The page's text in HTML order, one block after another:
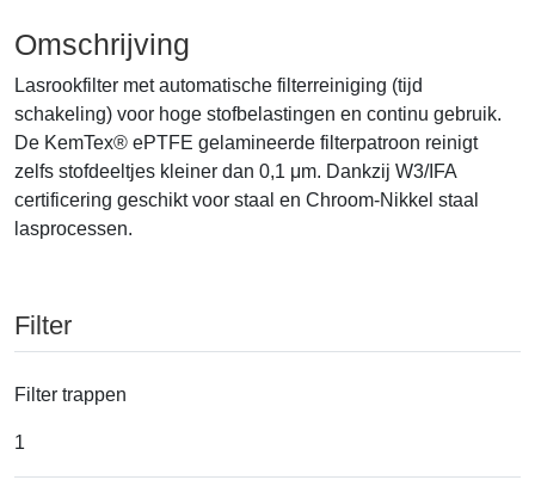
Omschrijving
Lasrookfilter met automatische filterreiniging (tijd
schakeling) voor hoge stofbelastingen en continu gebruik.
De KemTex® ePTFE gelamineerde filterpatroon reinigt
zelfs stofdeeltjes kleiner dan 0,1 μm. Dankzij W3/IFA
certificering geschikt voor staal en Chroom-Nikkel staal
lasprocessen.
Filter
Filter trappen
1